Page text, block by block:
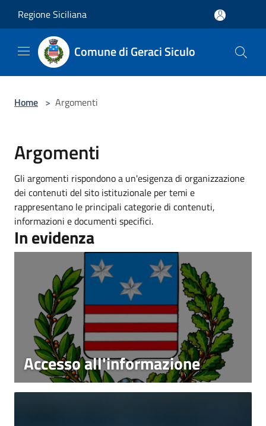
Regione Siciliana
Comune di Geraci Siculo
Home > Argomenti
Argomenti
Gli argomenti rispondono a un'esigenza di organizzazione
dei contenuti del sito istituzionale per temi e
rappresentano le principali categorie di contenuti,
informazioni e documenti specifici.
In evidenza
Accesso all'informazione